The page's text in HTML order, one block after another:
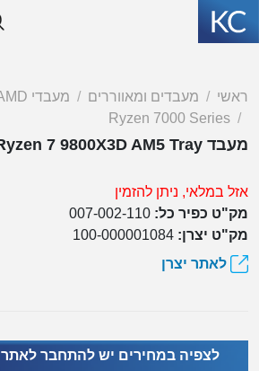
ראשי מעבדים ומאווררים מעבדי AMD
Ryzen 7000 Series
מעבד AMD Ryzen 7 9800X3D AM5 Tray
אזל במלאי, ניתן להזמין
מק"ט כפיר כל: 007-002-110
מק"ט יצרן: 100-000001084
לאתר יצרן
לצפיה במחירים יש להתחבר לאתר